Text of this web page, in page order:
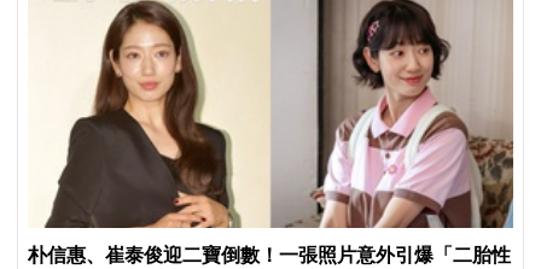
朴信惠、崔泰俊迎二寶倒數！一張照片意外引爆「二胎性